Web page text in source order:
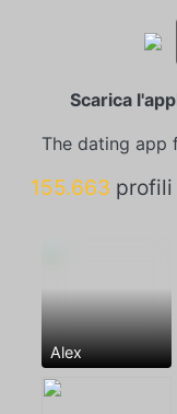
Scarica
The dating app
155.663 profili
Alex